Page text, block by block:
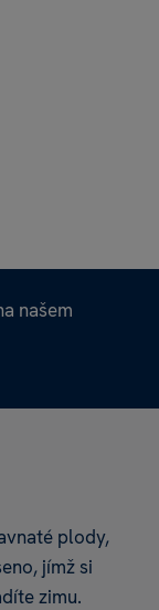
našem
plody,
jímž si
zimu.